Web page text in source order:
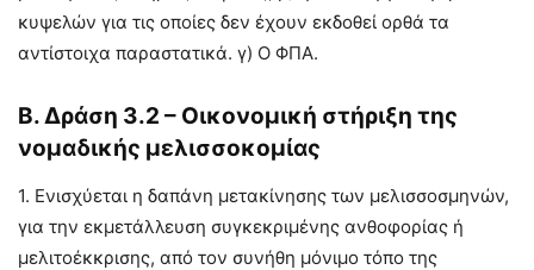
κυψελών για τις οποίες δεν έχουν εκδοθεί ορθά τα
αντίστοιχα παραστατικά. γ) Ο ΦΠΑ.
Β. Δράση 3.2 – Οικονοµική στήριξη της
νοµαδικής µελισσοκοµίας
1. Ενισχύεται η δαπάνη µετακίνησης των µελισσοσµηνών,
για την εκµετάλλευση συγκεκριµένης ανθοφορίας ή
µελιτοέκκρισης, από τον συνήθη µόνιµο τόπο της